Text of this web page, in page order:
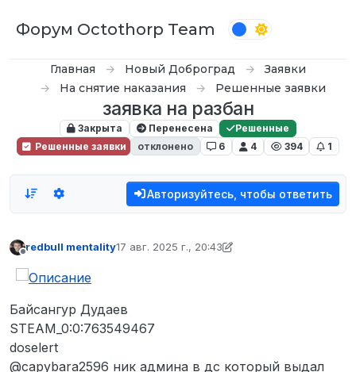
Форум Octothorp Team
Главная Новый Доброград
Заявки
На снятие наказания
Решенные заявки
заявка на разбан
Закрыта Перенесена
Решенные
Решенные заявки
отклонено 6 4 394 1
Авторизуйтесь, чтобы ответить
redbull mentality17 авг. 2025 г., 20:43
отредактировано D0n Bar0n
Байсангур Дудаев
STEAM_0:0:763549467
doselert
@capybara2596 ник админа в дс который выдал